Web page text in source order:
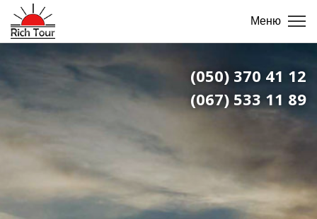
Меню
(050) 370 41 12
(067) 533 11 89